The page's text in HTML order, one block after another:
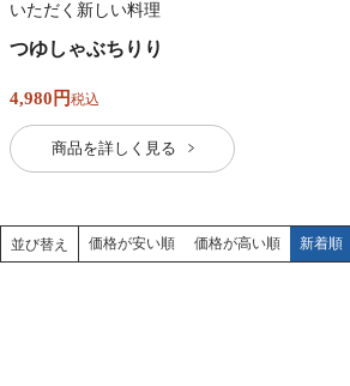
いただく新しい料理
つゆしゃぶちりり
4,980 税込
商品を詳しく見る
並び替え 価格が安い順 価格が高い順 新着順